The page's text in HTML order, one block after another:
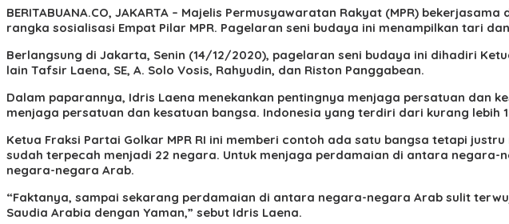
BERITABUANA.CO, JAKARTA – Majelis Permusyawaratan Rakyat (MPR)
rangka sosialisasi Empat Pilar MPR. Pagelaran seni budaya ini menampilkan tari
Berlangsung di Jakarta, Senin (14/12/2020), pagelaran seni budaya ini dihadiri
lain Tafsir Laena, SE, A. Solo Vosis, Rahyudin, dan Riston Panggabean.
Dalam paparannya, Idris Laena menekankan pentingnya menjaga persatuan dan
menjaga persatuan dan kesatuan bangsa. Indonesia yang terdiri dari kurang lebih
Ketua Fraksi Partai Golkar MPR RI ini memberi contoh ada satu bangsa tetapi
sudah terpecah menjadi 22 negara. Untuk menjaga perdamaian di antara
negara-negara Arab.
“Faktanya, sampai sekarang perdamaian di antara negara-negara Arab sulit
Saudia Arabia dengan Yaman,” sebut Idris Laena.